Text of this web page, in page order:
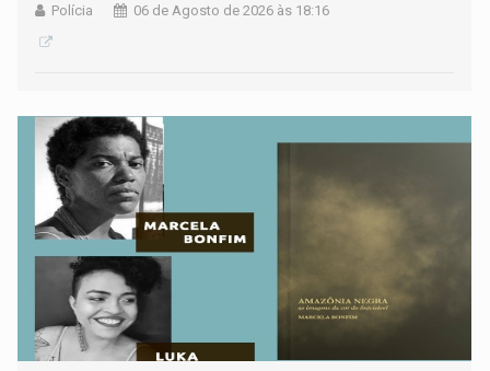
Polícia 06 de Agosto de 2026 às 18:16